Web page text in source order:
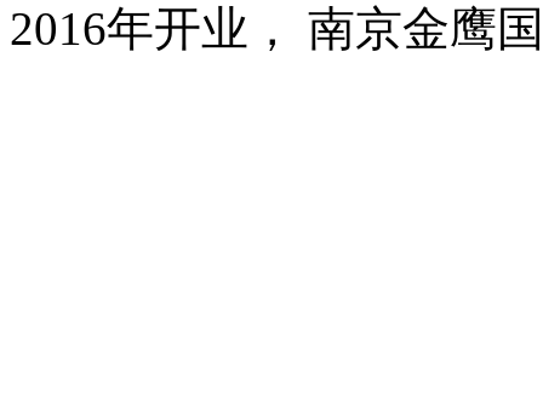
2016年开业， 南京金